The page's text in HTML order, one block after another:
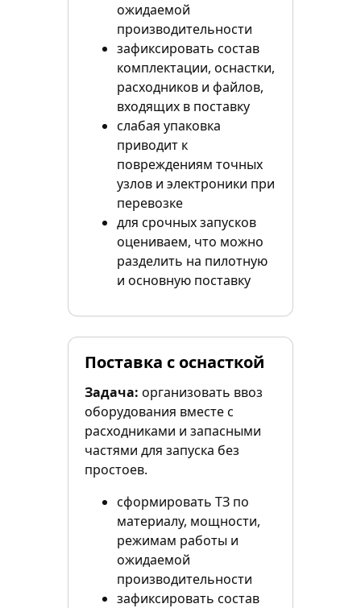
ожидаемой
производительности
зафиксировать состав
комплектации, оснастки,
расходников и файлов,
входящих в поставку
слабая упаковка
приводит к
повреждениям точных
узлов и электроники при
перевозке
для срочных запусков
оцениваем, что можно
разделить на пилотную
и основную поставку
Поставка с оснасткой
Задача: организовать ввоз
оборудования вместе с
расходниками и запасными
частями для запуска без
простоев.
сформировать ТЗ по
материалу, мощности,
режимам работы и
ожидаемой
производительности
зафиксировать состав